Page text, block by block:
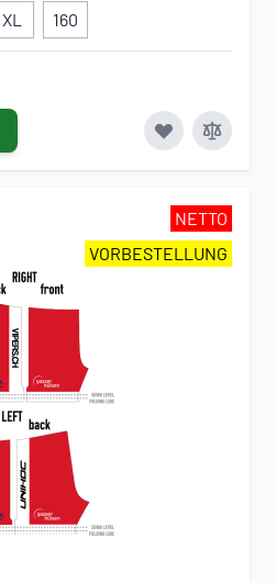
XL 160
NETTO
VORBESTELLUNG